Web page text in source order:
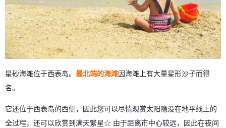
星砂海滩位于西表岛。 最北端的海滩因海滩上有大量星形沙子而得
名。
它还位于西表岛的西侧，因此您可以尽情观赏太阳隐没在地平线上的
全过程，还可以欣赏到满天繁星☆ 由于距离市中心较远，因此在夜间